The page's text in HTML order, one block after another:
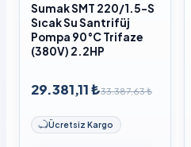
Sumak SMT 220/1.5-S
Sıcak Su Santrifüj
Pompa 90°C Trifaze
(380V) 2.2HP
29.381,11 ₺33.387,63 ₺
Ücretsiz Kargo